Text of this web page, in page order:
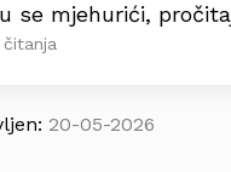
se mjehurići,
20-05-2026